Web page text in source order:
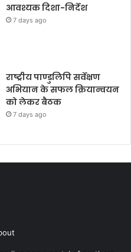
आवश्यक दिशा-निर्देश
7 days ago
राष्ट्रीय पाण्डुलिपि सर्वेक्षण
अभियान के सफल क्रियान्वयन
को लेकर बैठक
7 days ago